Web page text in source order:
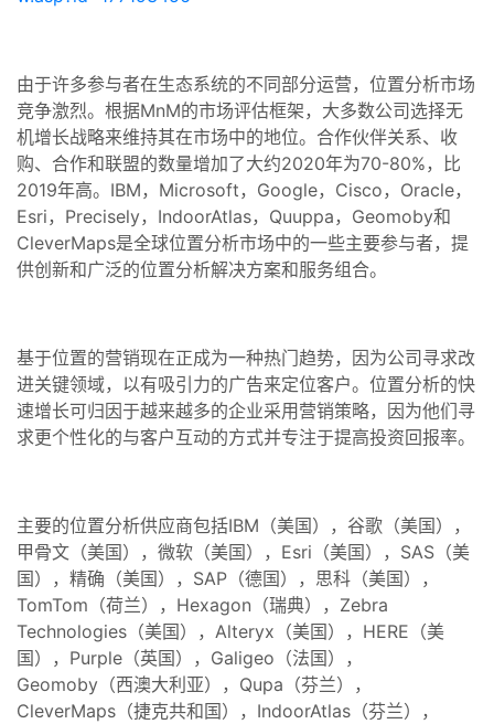
由于许多参与者在生态系统的不同部分运营，位置分析市场
竞争激烈。根据MnM的市场评估框架，大多数公司选择无
机增长战略来维持其在市场中的地位。合作伙伴关系、收
购、合作和联盟的数量增加了大约2020年为70-80%，比
2019年高。IBM，Microsoft，Google，Cisco，Oracle，
Esri，Precisely，IndoorAtlas，Quuppa，Geomoby和
CleverMaps是全球位置分析市场中的一些主要参与者，提
供创新和广泛的位置分析解决方案和服务组合。
基于位置的营销现在正成为一种热门趋势，因为公司寻求改
进关键领域，以有吸引力的广告来定位客户。位置分析的快
速增长可归因于越来越多的企业采用营销策略，因为他们寻
求更个性化的与客户互动的方式并专注于提高投资回报率。
主要的位置分析供应商包括IBM（美国），谷歌（美国），
甲骨文（美国），微软（美国），Esri（美国），SAS（美
国），精确（美国），SAP（德国），思科（美国），
TomTom（荷兰），Hexagon（瑞典），Zebra
Technologies（美国），Alteryx（美国），HERE（美
国），Purple（英国），Galigeo（法国），
Geomoby（西澳大利亚），Qupa（芬兰），
CleverMaps（捷克共和国），IndoorAtlas（芬兰），